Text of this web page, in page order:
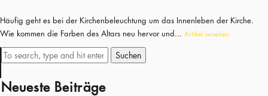
Häufig geht es bei der Kirchenbeleuchtung um das Innenleben der Kirche.
Wie kommen die Farben des Altars neu hervor und... Artikel ansehen
Suchen
Neueste Beiträge